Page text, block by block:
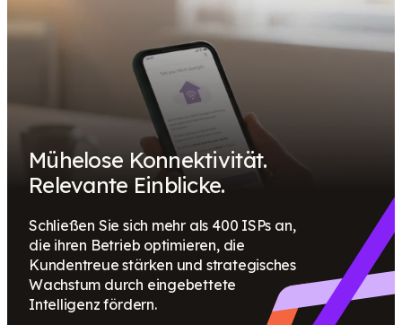
Mühelose Konnektivität.
Relevante Einblicke.
Schließen Sie sich mehr als 400 ISPs an,
die ihren Betrieb optimieren, die
Kundentreue stärken und strategisches
Wachstum durch eingebettete
Intelligenz fördern.